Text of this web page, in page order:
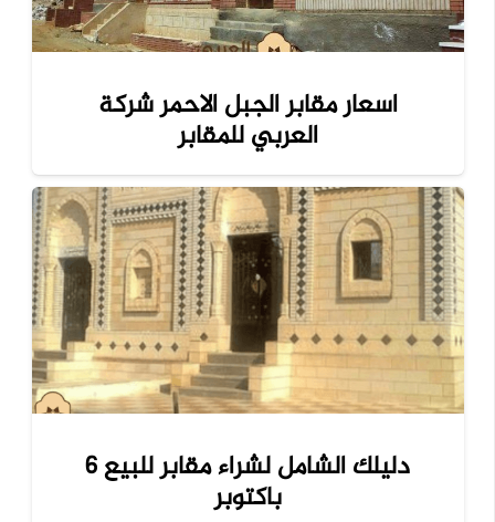
اسعار مقابر الجبل الاحمر شركة
العربي للمقابر
دليلك الشامل لشراء مقابر للبيع 6
باكتوبر